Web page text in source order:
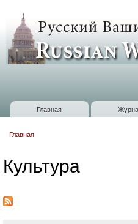
Russian
Washington
Baltimore
Главное меню
Главная
Главная
Культура